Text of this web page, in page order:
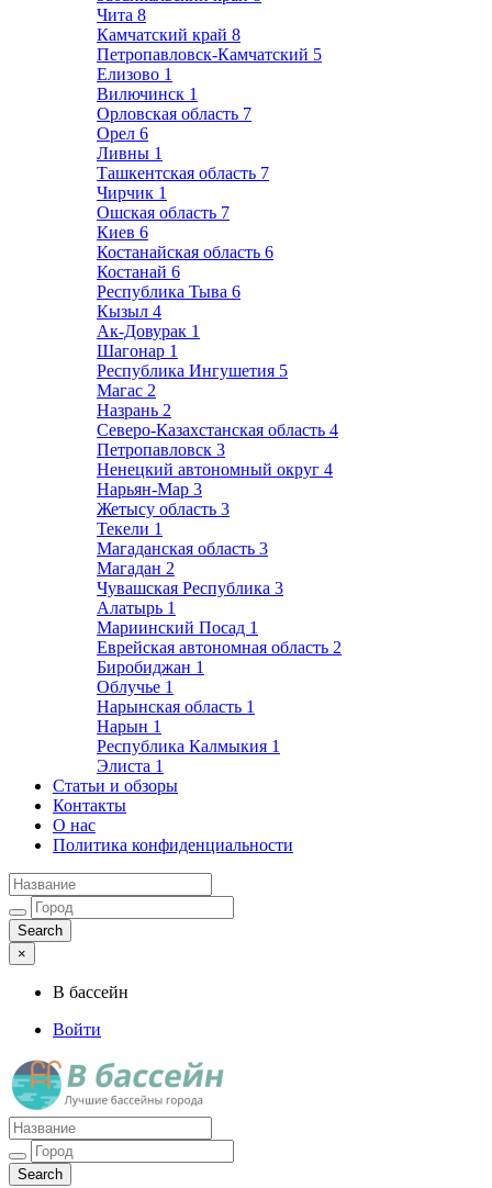
Чита 8
Камчатский край 8
Петропавловск-Камчатский 5
Елизово 1
Вилючинск 1
Орловская область 7
Орел 6
Ливны 1
Ташкентская область 7
Чирчик 1
Ошская область 7
Киев 6
Костанайская область 6
Костанай 6
Республика Тыва 6
Кызыл 4
Ак-Довурак 1
Шагонар 1
Республика Ингушетия 5
Магас 2
Назрань 2
Северо-Казахстанская область 4
Петропавловск 3
Ненецкий автономный округ 4
Нарьян-Мар 3
Жетысу область 3
Текели 1
Магаданская область 3
Магадан 2
Чувашская Республика 3
Алатырь 1
Мариинский Посад 1
Еврейская автономная область 2
Биробиджан 1
Облучье 1
Нарынская область 1
Нарын 1
Республика Калмыкия 1
Элиста 1
Статьи и обзоры
Контакты
О нас
Политика конфиденциальности
×
В бассейн
Войти
Лучшие бассейны города